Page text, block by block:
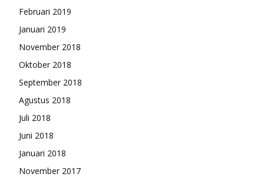
Februari 2019
Januari 2019
November 2018
Oktober 2018
September 2018
Agustus 2018
Juli 2018
Juni 2018
Januari 2018
November 2017